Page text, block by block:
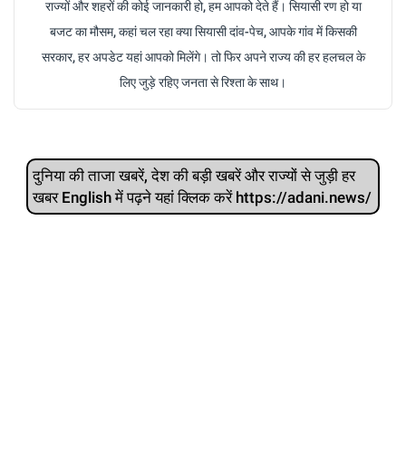
राज्यों और शहरों की कोई जानकारी हो, हम आपको देते हैं। सियासी रण हो या
बजट का मौसम, कहां चल रहा क्या सियासी दांव-पेच, आपके गांव में किसकी
सरकार, हर अपडेट यहां आपको मिलेंगे। तो फिर अपने राज्य की हर हलचल के
लिए जुड़े रहिए जनता से रिश्ता के साथ।
दुनिया की ताजा खबरें, देश की बड़ी खबरें और राज्‍यों से जुड़ी हर
खबर English में पढ़ने यहां क्लिक करें https://adani.news/